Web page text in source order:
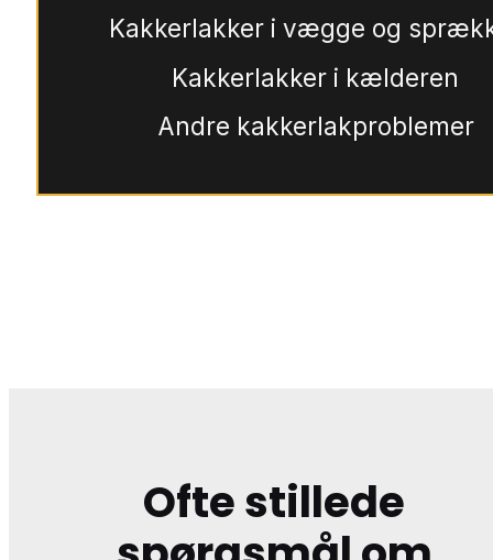
Kakkerlakker i vægge og
Kakkerlakker i kælderen
Andre kakkerlakproblemer
Ofte stillede